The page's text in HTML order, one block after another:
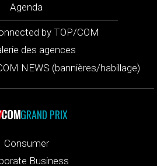
Agenda
by TOP/COM
des agences
NEWS (bannières/habillage)
GRAND PRIX
Consumer
Business